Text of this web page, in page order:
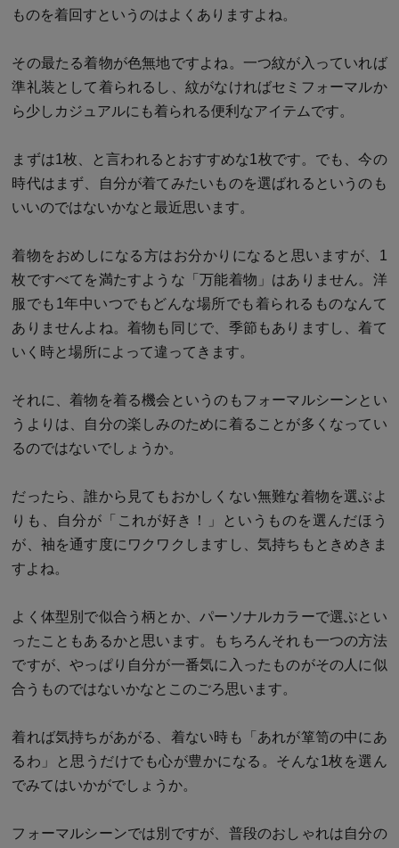
ものを着回すというのはよくありますよね。
その最たる着物が色無地ですよね。一つ紋が入っていれば
準礼装として着られるし、紋がなければセミフォーマルか
ら少しカジュアルにも着られる便利なアイテムです。
まずは1枚、と言われるとおすすめな1枚です。でも、今の
時代はまず、自分が着てみたいものを選ばれるというのも
いいのではないかなと最近思います。
着物をおめしになる方はお分かりになると思いますが、1
枚ですべてを満たすような「万能着物」はありません。洋
服でも1年中いつでもどんな場所でも着られるものなんて
ありませんよね。着物も同じで、季節もありますし、着て
いく時と場所によって違ってきます。
それに、着物を着る機会というのもフォーマルシーンとい
うよりは、自分の楽しみのために着ることが多くなってい
るのではないでしょうか。
だったら、誰から見てもおかしくない無難な着物を選ぶよ
りも、自分が「これが好き！」というものを選んだほう
が、袖を通す度にワクワクしますし、気持ちもときめきま
すよね。
よく体型別で似合う柄とか、パーソナルカラーで選ぶとい
ったこともあるかと思います。もちろんそれも一つの方法
ですが、やっぱり自分が一番気に入ったものがその人に似
合うものではないかなとこのごろ思います。
着れば気持ちがあがる、着ない時も「あれが箪笥の中にあ
るわ」と思うだけでも心が豊かになる。そんな1枚を選ん
でみてはいかがでしょうか。
フォーマルシーンでは別ですが、普段のおしゃれは自分の